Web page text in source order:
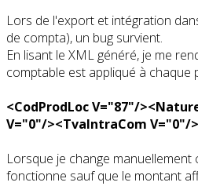
Lors de l'export et intégration
de compta), un bug survient.
En lisant le XML généré, je me
comptable est appliqué à chaque
<CodProdLoc V="87"/
V="0"/><TvaIntraCom V="0"/>
Lorsque je change
fonctionne sauf que le montant